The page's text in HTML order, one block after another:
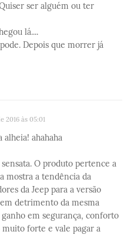
ser alguém ou ter
lá....
Depois que morrer já
2016 às 05:01
alheia! ahahaha
O produto pertence a
mostra a tendência da
da Jeep para a versão
detrimento da mesma
ganho em segurança, conforto
forte e vale pagar a